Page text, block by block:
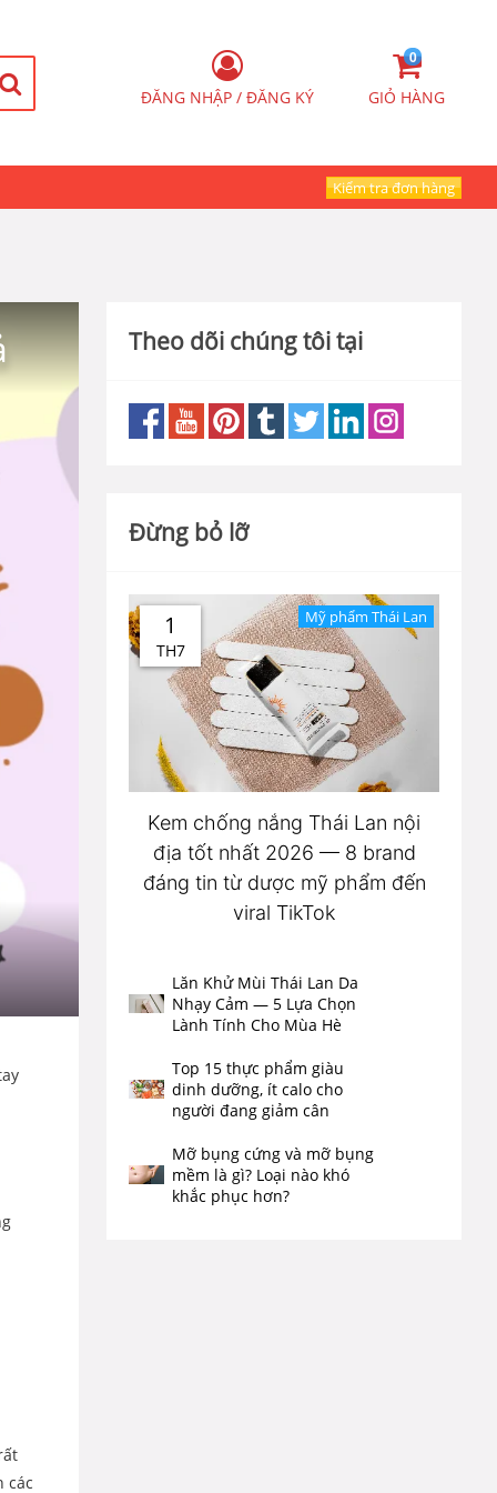
ĐĂNG NHẬP / ĐĂNG KÝ
0
GIỎ HÀNG
Kiểm tra đơn hàng
các
Theo dõi chúng tôi tại
Đừng bỏ lỡ
1
TH7
Mỹ phẩm Thái Lan
Kem chống nắng Thái Lan nội
địa tốt nhất 2026 — 8 brand
đáng tin từ dược mỹ phẩm đến
viral TikTok
Lăn Khử Mùi Thái Lan Da
Nhạy Cảm — 5 Lựa Chọn
Lành Tính Cho Mùa Hè
Top 15 thực phẩm giàu
dinh dưỡng, ít calo cho
người đang giảm cân
Mỡ bụng cứng và mỡ bụng
mềm là gì? Loại nào khó
khắc phục hơn?